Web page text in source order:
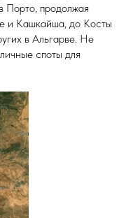
Порто, продолжая
и Кашкайша, до Косты
в Альгарве. Не
споты для